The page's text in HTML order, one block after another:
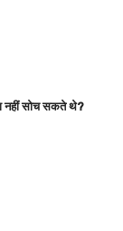
नहीं सोच सकते थे?